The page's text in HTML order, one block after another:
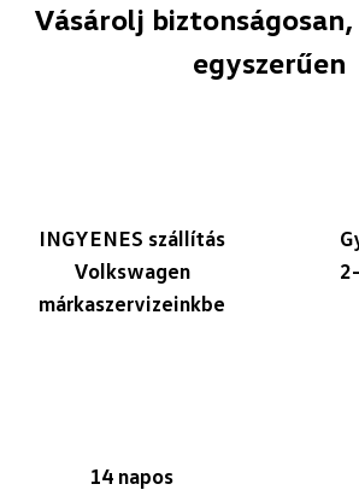
Vásárolj
egyszerűen
INGYENES szállítás
Volkswagen
márkaszervizeinkbe
14 napos